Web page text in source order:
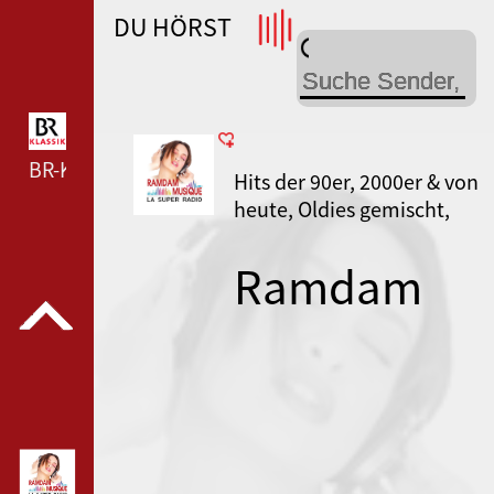
WDR 4 --- WDR 4 ---
BR-KLASSIK --- BR-KLASSIK ---
DU HÖRST
Hits der 90er, 2000er & von
heute, Oldies gemischt,
Ramdam